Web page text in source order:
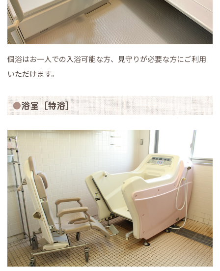
個浴はお一人での入浴可能な方、見守りが必要な方にご利用
いただけます。
浴室［特浴］